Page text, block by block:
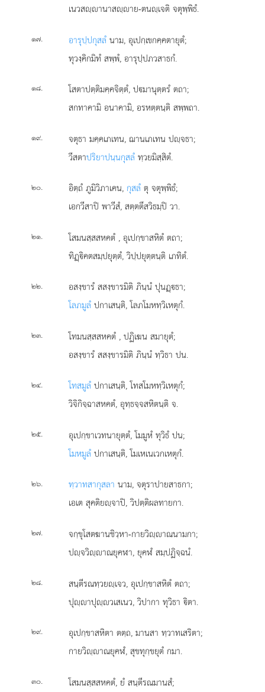
เนวสฺานาสฺาย-ตนฺเจติ จตุพฺพิธํ.
๑๗. อารุปฺปกุสลํนาม, อุเปกฺเขกคฺคตายุตํ;
ทุวงฺคิกมิทํ สพฺพํ, อารุปฺปภวสาธกํ.
๑๘.
โสตาปตฺติมคฺคจิตฺตํ, ปมานุตฺตรํ ตถา;
สกทาคามิ อนาคามิ, อรหตฺตนฺติ สพฺพถา.
๑๙.
จตุธา มคฺคเภเทน, ฌานเภเทน ปฺจธา;
วีสตาปริยาปนฺนกุสลํทฺวยมิสฺสิตํ.
๒๐. อิตฺถํ ภูมิวิภาเคน, กุสลํตุ จตุพฺพิธํ;
เอกวีสาปิ พาวีสํ, สตฺตตึสวิธมฺปิ วา.
๒๑. โสมนสฺสสหคตํ , อุเปกฺขาสหิตํ ตถา;
ทิฏฺิคตสมฺปยุตฺตํ, วิปฺปยุตฺตนฺติ เภทิตํ.
๒๒.
อสงฺขารํ สสงฺขารมิติ ภินฺนํ ปุนฏฺธา;
โลภมูลํปกาเสนฺติ, โลภโมหทฺวิเหตุกํ.
๒๓. โทมนสฺสสหคตํ , ปฏิเฆน สมายุตํ;
อสงฺขารํ สสงฺขารมิติ ภินฺนํ ทฺวิธา ปน.
๒๔. โทสมูลํปกาเสนฺติ, โทสโมหทฺวิเหตุกํ;
วิจิกิจฺฉาสหคตํ, อุทฺธจฺจสหิตนฺติ จ.
๒๕.
อุเปกฺขาเวทนายุตฺตํ, โมมูหํ ทุวิธํ ปน;
โมหมูลํปกาเสนฺติ, โมเหเนเวกเหตุกํ.
๒๖. ทฺวาทสากุสลา นาม, จตุราปายสาธกา;
เอเต สุคติยฺจาปิ, วิปตฺติผลทายกา.
๒๗.
จกฺขุโสตฆานชิวฺหา-กายวิฺาณนามกา;
ปฺจวิฺาณยุคฬา, ยุคฬํ สมฺปฏิจฺฉนํ.
๒๘.
สนฺตีรณทฺวยฺเจว, อุเปกฺขาสหิตํ ตถา;
ปุฺาปุฺวเสเนว, วิปากา ทุวิธา ิตา.
๒๙.
อุเปกฺขาสหิตา ตตฺถ, มานสา ทฺวาทเสริตา;
กายวิฺาณยุคฬํ, สุขทุกฺขยุตํ กมา.
๓๐.
โสมนสฺสสหคตํ, ยํ สนฺตีรณมานสํ;